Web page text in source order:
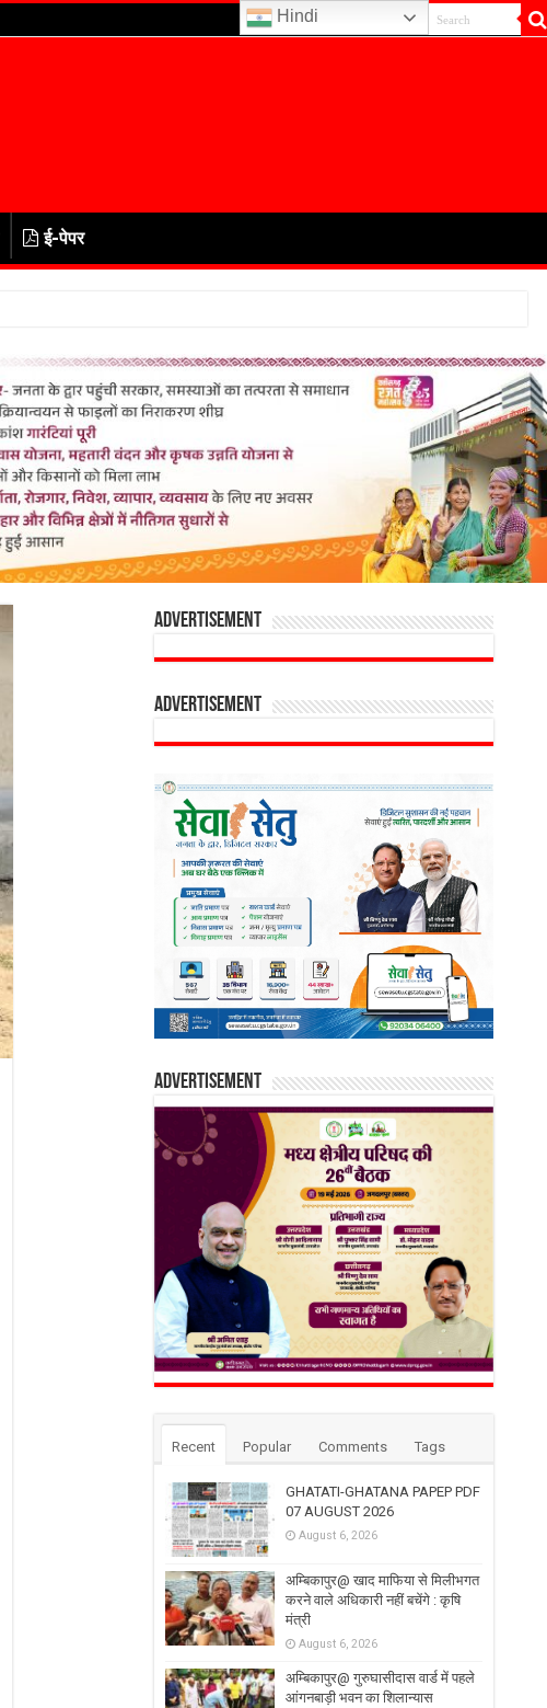
ई-पेपर
Advertisement
Advertisement
Advertisement
Recent Popular Comments Tags
GHATATI-GHATANA PAPEP PDF
07 AUGUST 2026
August 6, 2026
अम्बिकापुर@ खाद माफिया से मिलीभगत
करने वाले अधिकारी नहीं बचेंगे : कृषि
मंत्री
August 6, 2026
अम्बिकापुर@ गुरुघासीदास वार्ड में पहले
आंगनबाड़ी भवन का शिलान्यास
Hindi